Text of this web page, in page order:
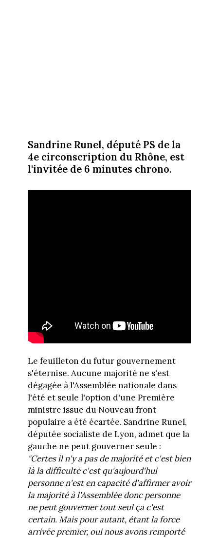
Sandrine Runel, député PS de la
4e circonscription du Rhône, est
l'invitée de 6 minutes chrono.
Le feuilleton du futur gouvernement
s'éternise. Aucune majorité ne s'est
dégagée à l'Assemblée nationale dans
l'été et seule l'option d'une Première
ministre issue du Nouveau front
populaire a été écartée. Sandrine Runel,
députée socialiste de Lyon, admet que la
gauche ne peut gouverner seule :
"Certes il n'y a pas de majorité et c'est bien
là la difficulté c'est qu'aujourd'hui
personne n'est en capacité d'affirmer avoir
la majorité à l'Assemblée donc personne
ne peut gouverner tout seul ça c'est
certain. Mais pour autant, étant la force
arrivée premier, oui nous avons remporté